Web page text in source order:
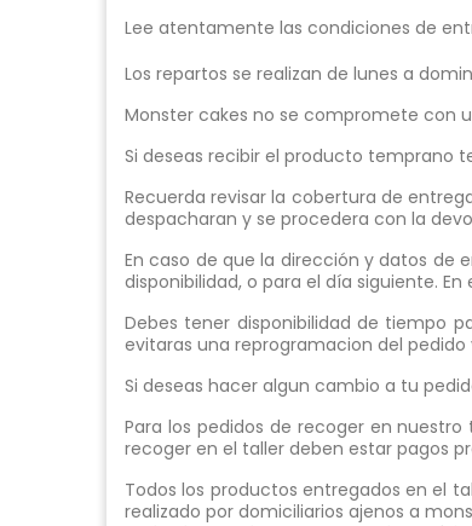
Lee atentamente las condiciones de
Los repartos se realizan de lunes a
Monster cakes no se compromete con
Si deseas recibir el producto temprano
Recuerda revisar la cobertura de
despacharan y se procedera con la
En caso de que la dirección y datos de
disponibilidad, o para el día siguiente.
Debes tener disponibilidad de tiempo
evitaras una reprogramacion del pedido
Si deseas hacer algun cambio a tu
Para los pedidos de recoger en
recoger en el taller deben estar pagos
Todos los productos entregados en el
realizado por domiciliarios ajenos a